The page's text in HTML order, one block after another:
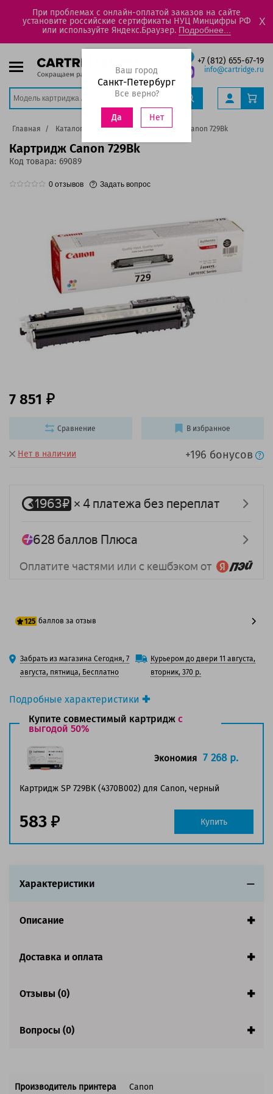
При проблемах с онлайн-оплатой заказов на сайте
установите российские сертификаты НУЦ Минцифры РФ
или используйте Яндекс.Браузер. Подробнее...
X
+7 (812) 655-67-19
info@cartridge.ru
Ваш город
Санкт-Петербург
Все верно?
Да Нет
Главная Каталог Картриджи Картридж Canon 729Bk
Картридж Canon 729Bk
Код товара: 69089
0 отзывов Задать вопрос
Подробные характеристики
Производитель принтера:Canon
Производитель:Canon
Оригинальность:
Оригинальный
Цвет:Черный
Ресурс:1 200 страниц формата А4 при 5%
Страна:
Япония
Нет в наличии +196 бонусов
7 851
125 баллов за отзыв
100 баллов
125 баллов
Забрать из магазина Сегодня, 7
августа, пятница, Бесплатно
Курьером до двери 11 августа,
вторник, 370 р.
Сравнение В избранное
Купите совместимый картридж с
выгодой 50%
Картридж SP 729BK (4370B002) для Canon, черный
Экономия 7 268 р.
583 Купить
Характеристики
Описание
Доставка и оплата
Отзывы (0)
Вопросы (0)
Производитель принтера Canon